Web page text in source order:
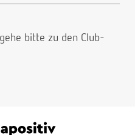
bitte zu den Club-